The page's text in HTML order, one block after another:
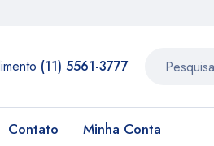
(11) 5561-3777
Contato Minha Conta